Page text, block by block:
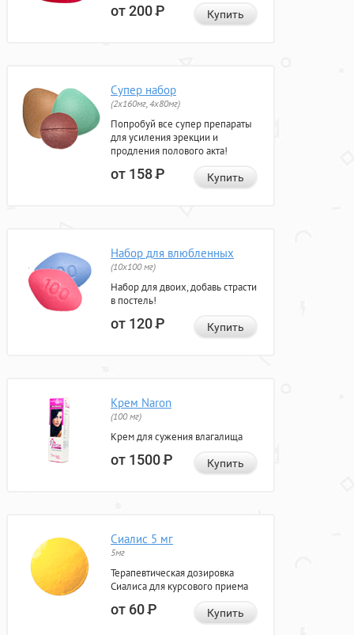
от 200Р Купить
Супер набор
(2х160мг, 4х80мг)
Попробуй все супер препараты
для усиления эрекции и
продления полового акта!
от 158Р Купить
Набор для влюбленных
(10х100 мг)
Набор для двоих, добавь страсти
в постель!
от 120Р Купить
Крем Naron
(100 мг)
Крем для сужения влагалища
от 1500Р Купить
Сиалис 5 мг
5мг
Терапевтическая дозировка
Сиалиса для курсового приема
от 60Р Купить